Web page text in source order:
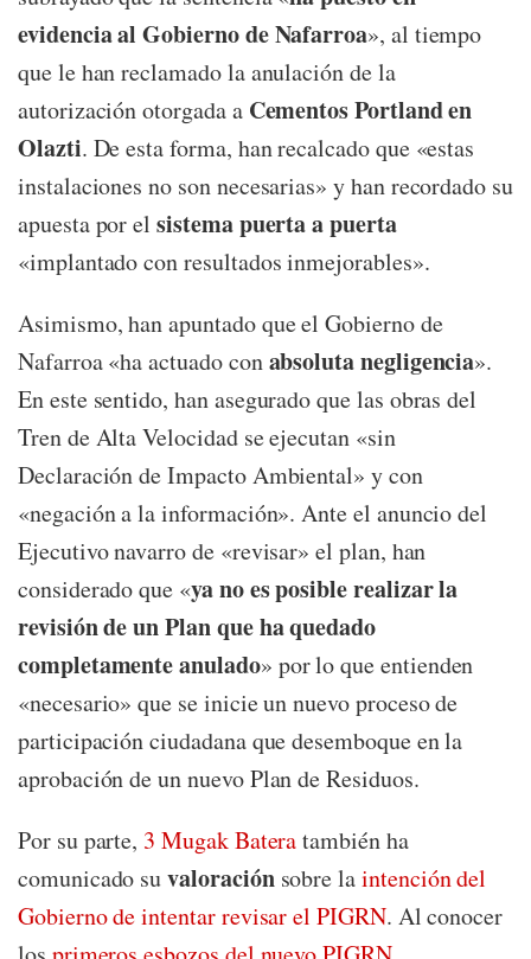
evidencia al Gobierno de Nafarroa», al tiempo
que le han reclamado la anulación de la
autorización otorgada a Cementos Portland en
Olazti. De esta forma, han recalcado que «estas
instalaciones no son necesarias» y han recordado su
apuesta por elsistema puerta a puerta
«implantado con resultados inmejorables».
Asimismo, han apuntado que el Gobierno de
Nafarroa «ha actuado conabsoluta negligencia».
En este sentido, han asegurado que las obras del
Tren de Alta Velocidad se ejecutan «sin
Declaración de Impacto Ambiental» y con
«negación a la información». Ante el anuncio del
Ejecutivo navarro de «revisar» el plan, han
considerado que «ya no es posible realizar la
revisión de un Plan que ha quedado
completamente anulado» por lo que entienden
«necesario» que se inicie un nuevo proceso de
participación ciudadana que desemboque en la
aprobación de un nuevo Plan de Residuos.
Por su parte, 3 Mugak Bateratambién ha
comunicado suvaloraciónsobre laintención del
Gobierno de intentar revisar el PIGRN. Al conocer